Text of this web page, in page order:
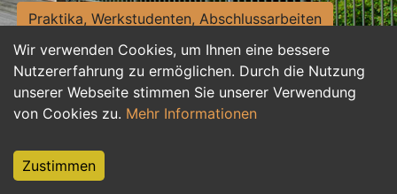
Wir verwenden Cookies, um Ihnen eine bessere
Nutzererfahrung zu ermöglichen. Durch die Nutzung
unserer Webseite stimmen Sie unserer Verwendung
von Cookies zu. Mehr Informationen
Zustimmen
Praktika, Werkstudenten, Abschlussarbeiten
Personalwesen Assistenz, Sekretariat
Hilfskräfte, Aushilfs- und Nebenjobs
Weiterbildung, Studium, duale Ausbildung